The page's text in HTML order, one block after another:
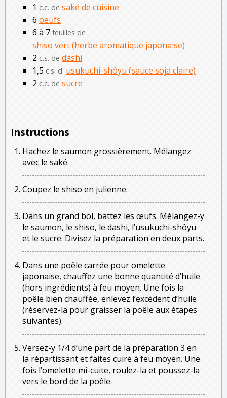
1 c.c. de saké de cuisine
6 oeufs
6 à 7 feuilles de
shiso vert (herbe aromatique japonaise)
2 c.s. de dashi
1,5 c.s. d' usukuchi-shôyu (sauce soja claire)
2 c.c. de sucre
Instructions
Hachez le saumon grossièrement. Mélangez
avec le saké.
Coupez le shiso en julienne.
Dans un grand bol, battez les œufs. Mélangez-y
le saumon, le shiso, le dashi, l’usukuchi-shôyu
et le sucre. Divisez la préparation en deux parts.
Dans une poêle carrée pour omelette
japonaise, chauffez une bonne quantité d’huile
(hors ingrédients) à feu moyen. Une fois la
poêle bien chauffée, enlevez l’excédent d’huile
(réservez-la pour graisser la poêle aux étapes
suivantes).
Versez-y 1/4 d’une part de la préparation 3 en
la répartissant et faites cuire à feu moyen. Une
fois l’omelette mi-cuite, roulez-la et poussez-la
vers le bord de la poêle.